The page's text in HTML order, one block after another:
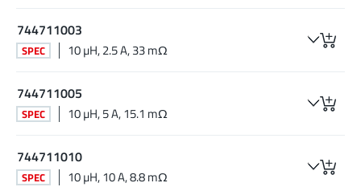
744711003
SPEC 10 µH, 2.5 A, 33 mΩ
744711005
SPEC 10 µH, 5 A, 15.1 mΩ
744711010
SPEC 10 µH, 10 A, 8.8 mΩ